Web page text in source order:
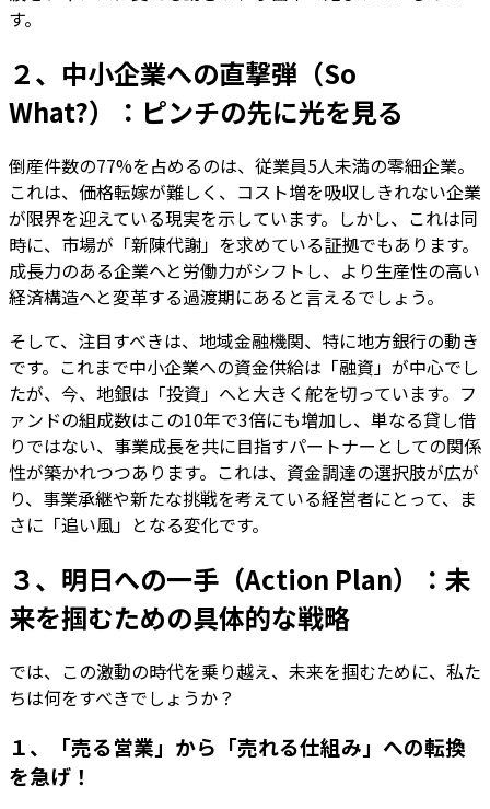
す。
２、中小企業への直撃弾（So
What?）：ピンチの先に光を見る
倒産件数の77%を占めるのは、従業員5人未満の零細企業。
これは、価格転嫁が難しく、コスト増を吸収しきれない企業
が限界を迎えている現実を示しています。しかし、これは同
時に、市場が「新陳代謝」を求めている証拠でもあります。
成長力のある企業へと労働力がシフトし、より生産性の高い
経済構造へと変革する過渡期にあると言えるでしょう。
そして、注目すべきは、地域金融機関、特に地方銀行の動き
です。これまで中小企業への資金供給は「融資」が中心でし
たが、今、地銀は「投資」へと大きく舵を切っています。フ
ァンドの組成数はこの10年で3倍にも増加し、単なる貸し借
りではない、事業成長を共に目指すパートナーとしての関係
性が築かれつつあります。これは、資金調達の選択肢が広が
り、事業承継や新たな挑戦を考えている経営者にとって、ま
さに「追い風」となる変化です。
３、明日への一手（Action Plan）：未
来を掴むための具体的な戦略
では、この激動の時代を乗り越え、未来を掴むために、私た
ちは何をすべきでしょうか？
１、「売る営業」から「売れる仕組み」への転換
を急げ！